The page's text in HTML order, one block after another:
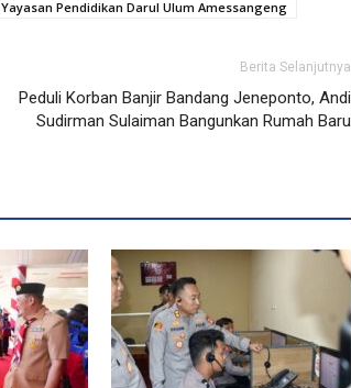
Yayasan Pendidikan Darul Ulum Amessangeng
Berita Selanjutnya
Peduli Korban Banjir Bandang Jeneponto, Andi
Sudirman Sulaiman Bangunkan Rumah Baru